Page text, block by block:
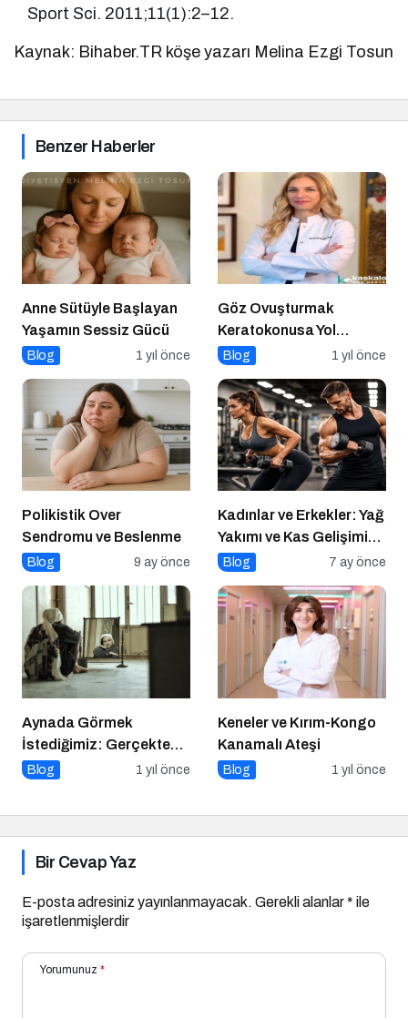
Sport Sci. 2011;11(1):2–12.
Kaynak: Bihaber.TR köşe yazarı Melina Ezgi Tosun
Benzer Haberler
Anne Sütüyle Başlayan
Yaşamın Sessiz Gücü
Blog 1 yıl önce
Göz Ovuşturmak
Keratokonusa Yol
Açabilir
Blog 1 yıl önce
Polikistik Over
Sendromu ve Beslenme
Blog 9 ay önce
Kadınlar ve Erkekler: Yağ
Yakımı ve Kas Gelişimi
Arasındaki Farklar
Blog 7 ay önce
Aynada Görmek
İstediğimiz: Gerçekten
Kimiz?
Blog 1 yıl önce
Keneler ve Kırım-Kongo
Kanamalı Ateşi
Blog 1 yıl önce
Bir Cevap Yaz
E-posta adresiniz yayınlanmayacak. Gerekli alanlar* ile
işaretlenmişlerdir
Yorumunuz *